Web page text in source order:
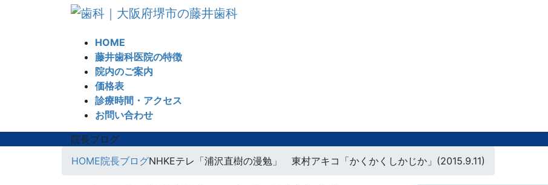
HOME
藤井歯科医院の特徴
院内のご案内
価格表
診療時間・アクセス
お問い合わせ
院長ブログ
HOME院長ブログNHKEテレ「浦沢直樹の漫勉」 東村アキコ「かくかくしかじか」(2015.9.11)